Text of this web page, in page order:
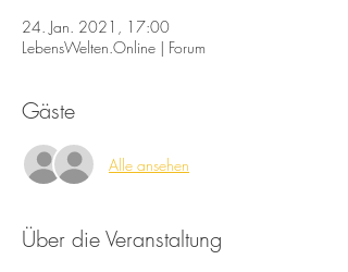
24. Jan. 2021, 17:00
LebensWelten.Online | Forum
Gäste
Alle ansehen
Über die Veranstaltung